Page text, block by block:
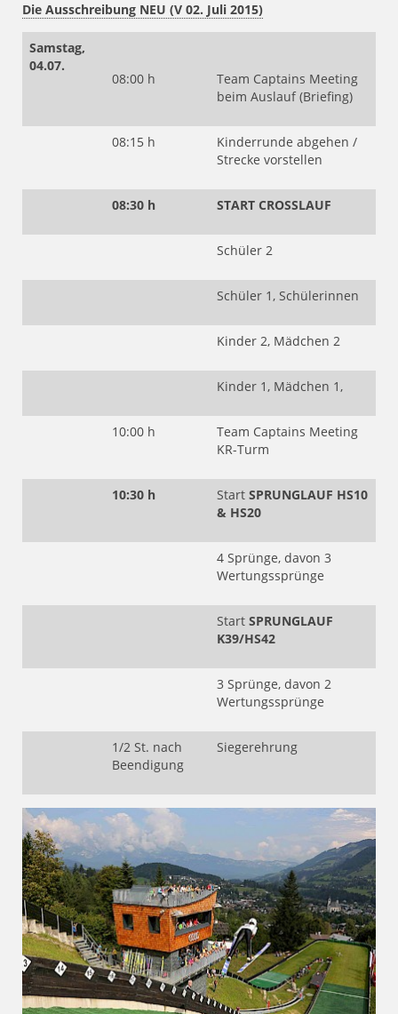
Die Ausschreibung NEU (V 02. Juli 2015)
Samstag,
04.07.
08:00 h
Team Captains Meeting
beim Auslauf (Briefing)
08:15 h
Kinderrunde abgehen /
Strecke vorstellen
08:30 h START CROSSLAUF
Schüler 2
Schüler 1, Schülerinnen
Kinder 2, Mädchen 2
Kinder 1, Mädchen 1,
10:00 h
Team Captains Meeting
KR-Turm
10:30 h Start SPRUNGLAUF HS10
& HS20
4 Sprünge, davon 3
Wertungssprünge
Start SPRUNGLAUF
K39/HS42
3 Sprünge, davon 2
Wertungssprünge
1/2 St. nach
Beendigung
Siegerehrung